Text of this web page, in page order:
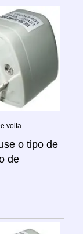
volta
o tipo de
de